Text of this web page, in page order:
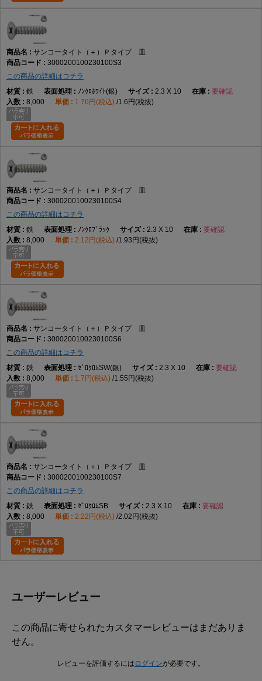
サンコータイト（＋）Ｐタイプ 皿
3000200100230100S3
この商品の詳細はコチラ
鉄
ﾉﾝｸﾛﾎﾜｲﾄ(銀) 2.3 X 10
要確認
8,000
1.76円(税込) 1.6円(税抜)
サンコータイト（＋）Ｐタイプ 皿
3000200100230100S4
この商品の詳細はコチラ
鉄
ﾉﾝｸﾛﾌﾞﾗｯｸ 2.3 X 10
要確認
8,000
2.12円(税込) 1.93円(税抜)
サンコータイト（＋）Ｐタイプ 皿
3000200100230100S6
この商品の詳細はコチラ
鉄
ｾﾞﾛｸﾛﾑSW(銀) 2.3 X 10
要確認
8,000
1.7円(税込) 1.55円(税抜)
サンコータイト（＋）Ｐタイプ 皿
3000200100230100S7
この商品の詳細はコチラ
鉄
ｾﾞﾛｸﾛﾑSB 2.3 X 10
要確認
8,000
2.22円(税込) 2.02円(税抜)
ユーザーレビュー
この商品に寄せられたカスタマーレビューはまだありま
せん。
レビューを評価するには ログインが必要です。